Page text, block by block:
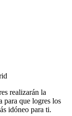
realizarán la
para que logres los
idóneo para ti.